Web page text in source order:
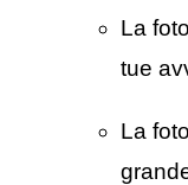
La
tue
La